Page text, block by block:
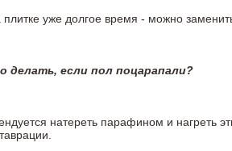
уже долгое время - можно
делать, если пол поцарапали?
натереть парафином и нагреть